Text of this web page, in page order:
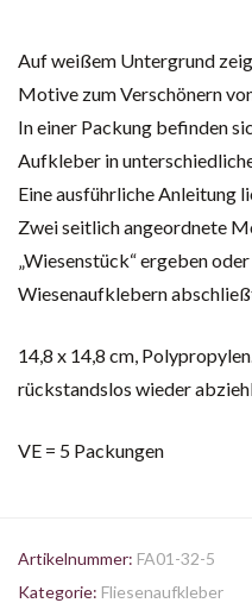
Auf weißem Untergrund
Motive zum Verschönern
In einer Packung befinden
Aufkleber in
Eine ausführliche Anleitung
Zwei seitlich angeordnete
„Wiesenstück“ ergeben
Wiesenaufklebern
14,8 x 14,8 cm,
rückstandslos wieder
VE = 5 Packungen
Artikelnummer: FA01-32-5
Kategorie: Fliesenaufkleber